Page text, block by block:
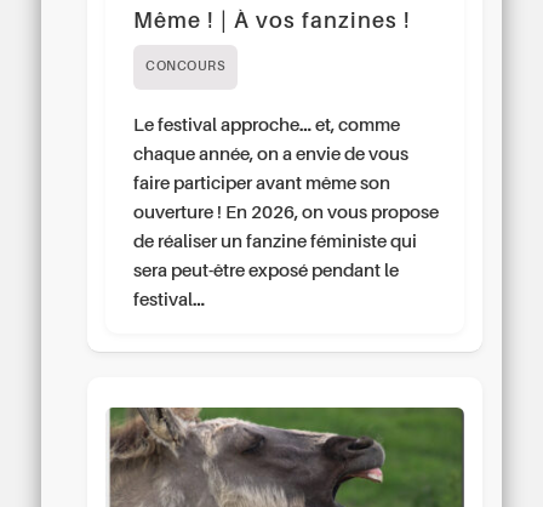
Même ! | À vos fanzines !
CONCOURS
Le festival approche… et, comme
chaque année, on a envie de vous
faire participer avant même son
ouverture ! En 2026, on vous propose
de réaliser un fanzine féministe qui
sera peut-être exposé pendant le
festival…